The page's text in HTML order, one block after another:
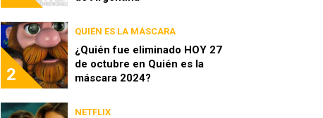
2
QUIÉN ES LA MÁSCARA
¿Quién fue eliminado HOY 27
de octubre en Quién es la
máscara 2024?
NETFLIX